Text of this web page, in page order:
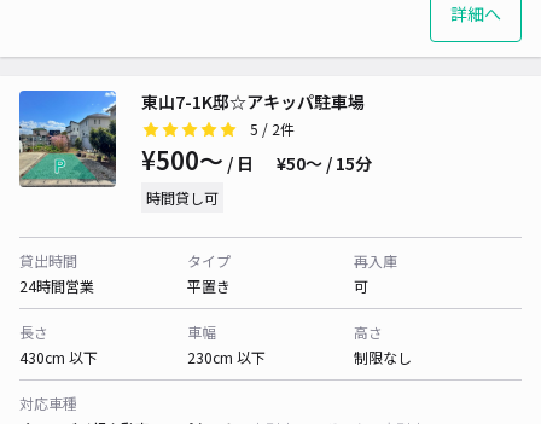
詳細へ
東山7-1K邸☆アキッパ駐車場
5 / 2件
¥500〜 / 日 ¥50〜 / 15分
時間貸し可
貸出時間
24時間営業
タイプ
平置き
再入庫
可
長さ
430cm 以下
車幅
230cm 以下
高さ
制限なし
対応車種